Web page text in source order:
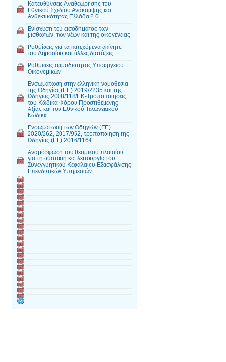
Κατευθύνσεις Αναθεώρησης του
Εθνικού Σχεδίου Ανάκαμψης και
Ανθεκτικότητας Ελλάδα 2.0
Ενίσχυση του εισοδήματος των
μισθωτών, των νέων και της οικογένειας
Ρυθμίσεις για τα κατεχόμενα ακίνητα
του Δημοσίου και άλλες διατάξεις
Ρυθμίσεις αρμοδιότητας Υπουργείου
Οικονομικών
Ενσωμάτωση στην ελληνική νομοθεσία
της Οδηγίας (ΕΕ) 2019/2235 και της
Οδηγίας 2008/118/ΕΚ-Τροποποιήσεις
του Κώδικα Φόρου Προστιθέμενης
Αξίας και του Εθνικού Τελωνειακού
Κώδικα
Ενσωμάτωση των Οδηγιών (ΕΕ)
2020/262, 2017/952, τροποποίηση της
Οδηγίας (ΕΕ) 2016/1164
Αναμόρφωση του θεσμικού πλαισίου
για τη σύσταση και λειτουργία του
Συνεγγυητικού Κεφαλαίου Εξασφάλισης
Επενδυτικών Υπηρεσιών